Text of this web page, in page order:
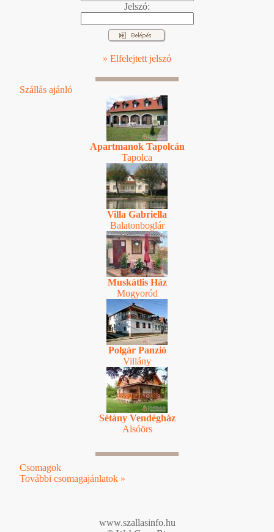
Jelszó:
» Elfelejtett jelszó
Szállás ajánló
Apartmanok Tapolcán
Tapolca
Villa Gabriella
Balatonboglár
Muskátlis Ház
Mogyoród
Polgár Panzió
Villány
Sétány Vendégház
Alsóörs
Csomagok
További csomagajánlatok »
www.szallasinfo.hu